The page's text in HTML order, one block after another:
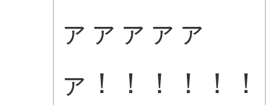
ァァァァァ
ァ！！！！！！